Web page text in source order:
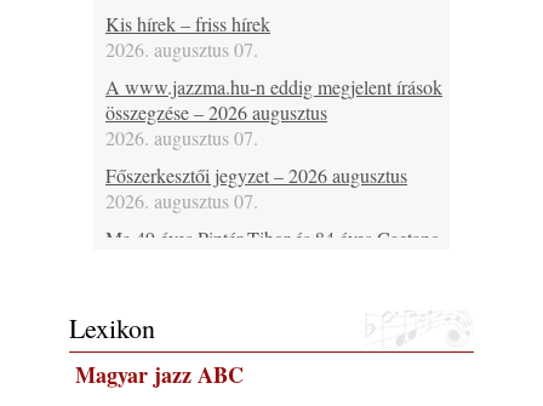
Kis hírek – friss hírek
2026. augusztus 07.
A www.jazzma.hu-n eddig megjelent írások
összegzése – 2026 augusztus
2026. augusztus 07.
Főszerkesztői jegyzet – 2026 augusztus
2026. augusztus 07.
Ma 49 éves Pintér Tibor és 84 éves Caetano
Ma lenne 85 éves Howard Johnson
2026. augusztus 07.
Ma 95 éve halt meg Bix Beiderbecke
Lexikon
Magyar jazz ABC